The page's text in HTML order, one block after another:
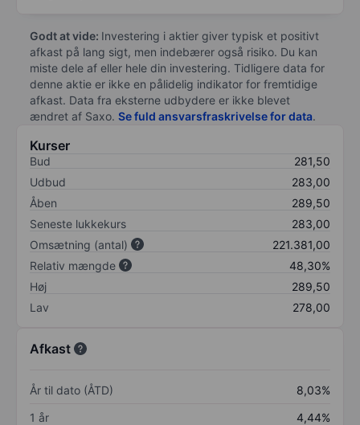
Godt at vide: Investering i aktier giver typisk et positivt
afkast på lang sigt, men indebærer også risiko. Du kan
miste dele af eller hele din investering. Tidligere data for
denne aktie er ikke en pålidelig indikator for fremtidige
afkast. Data fra eksterne udbydere er ikke blevet
ændret af Saxo. Se fuld ansvarsfraskrivelse for data.
Kurser
Bud
281,50
Udbud
283,00
Åben
289,50
Seneste lukkekurs
283,00
Omsætning (antal)
221.381,00
Relativ mængde
48,30%
Høj
289,50
Lav
278,00
Afkast
År til dato (ÅTD)
8,03%
1 år
4,44%